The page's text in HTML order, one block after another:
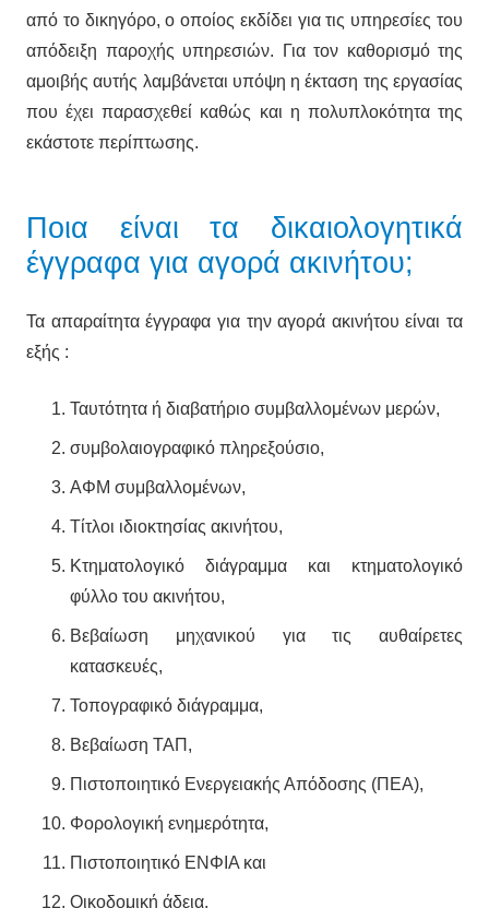
από το δικηγόρο, ο οποίος εκδίδει για τις υπηρεσίες του
απόδειξη παροχής υπηρεσιών. Για τον καθορισμό της
αμοιβής αυτής λαμβάνεται υπόψη η έκταση της εργασίας
που έχει παρασχεθεί καθώς και η πολυπλοκότητα της
εκάστοτε περίπτωσης.
Ποια είναι τα δικαιολογητικά
έγγραφα για αγορά ακινήτου;
Τα απαραίτητα έγγραφα για την αγορά ακινήτου είναι τα
εξής :
Ταυτότητα ή διαβατήριο συμβαλλομένων μερών,
συμβολαιογραφικό πληρεξούσιο,
ΑΦΜ συμβαλλομένων,
Τίτλοι ιδιοκτησίας ακινήτου,
Κτηματολογικό διάγραμμα και κτηματολογικό
φύλλο του ακινήτου,
Βεβαίωση μηχανικού για τις αυθαίρετες
κατασκευές,
Τοπογραφικό διάγραμμα,
Βεβαίωση ΤΑΠ,
Πιστοποιητικό Ενεργειακής Απόδοσης (ΠΕΑ),
Φορολογική ενημερότητα,
Πιστοποιητικό ΕΝΦΙΑ και
Οικοδομική άδεια.